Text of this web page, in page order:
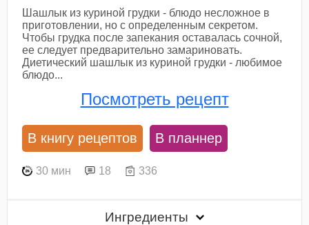
Шашлык из куриной грудки - блюдо несложное в
приготовлении, но с определенным секретом.
Чтобы грудка после запекания оставалась сочной,
ее следует предварительно замариновать.
Диетический шашлык из куриной грудки - любимое
блюдо...
Посмотреть рецепт
В книгу рецептов В планнер
30 мин 18 336
Ингредиенты